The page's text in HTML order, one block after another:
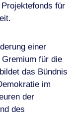
für
einer
für die
das Bündnis
im
der
des